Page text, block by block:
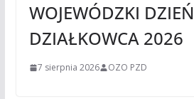
WOJEWÓDZKI DZIEŃ
DZIAŁKOWCA 2026
7 sierpnia 2026 OZO PZD